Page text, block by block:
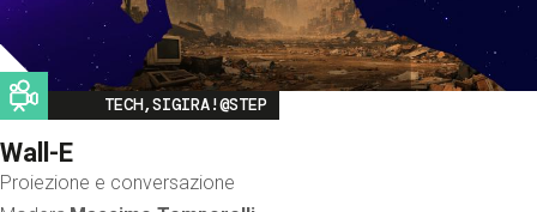
Image
TECH,SIGIRA!@STEP
Wall-E
Proiezione e conversazione